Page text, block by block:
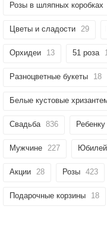
Розы в шляпных коробках
Цветы и сладости 29
Орхидеи 13 51 роза
Разноцветные букеты 18
Белые кустовые
Свадьба 836 Ребенку
Мужчине 227 Юбилей
Акции 28 Розы 423
Подарочные корзины 18